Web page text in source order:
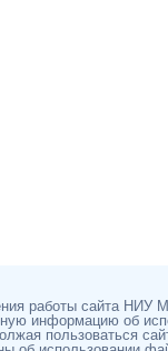
работы сайта НИУ
информацию об
пользоваться